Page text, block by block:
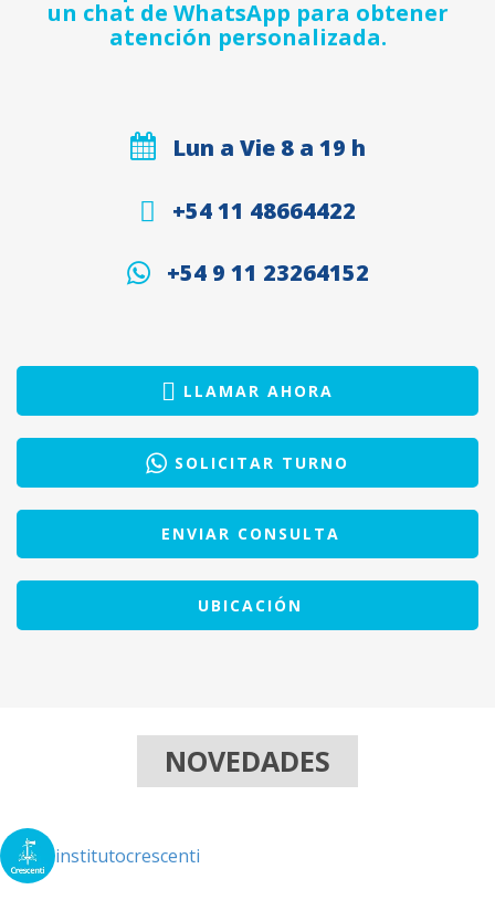
un chat de WhatsApp para obtener
atención personalizada.
Lun a Vie 8 a 19 h
+54 11 48664422
+54 9 11 23264152
LLAMAR AHORA
SOLICITAR TURNO
ENVIAR CONSULTA
UBICACIÓN
NOVEDADES
institutocrescenti